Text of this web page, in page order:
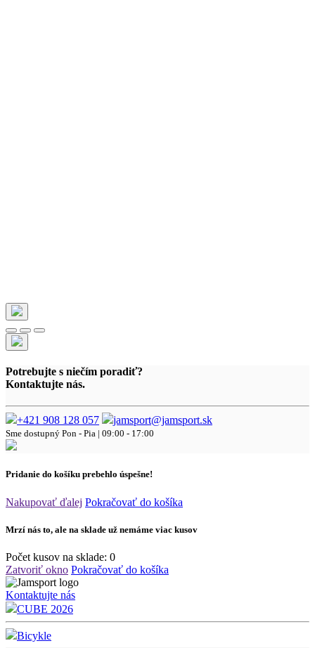
Potrebujte s niečím poradiť?
Kontaktujte nás.
+421 908 128 057 jamsport@jamsport.sk
Sme dostupný Pon - Pia | 09:00 - 17:00
Pridanie do košíku prebehlo úspešne!
Nakupovať ďalej Pokračovať do košíka
Mrzí nás to, ale na sklade už nemáme viac kusov
Počet kusov na sklade: 0
Zatvoriť okno Pokračovať do košíka
Kontaktujte nás
CUBE 2026
Bicykle